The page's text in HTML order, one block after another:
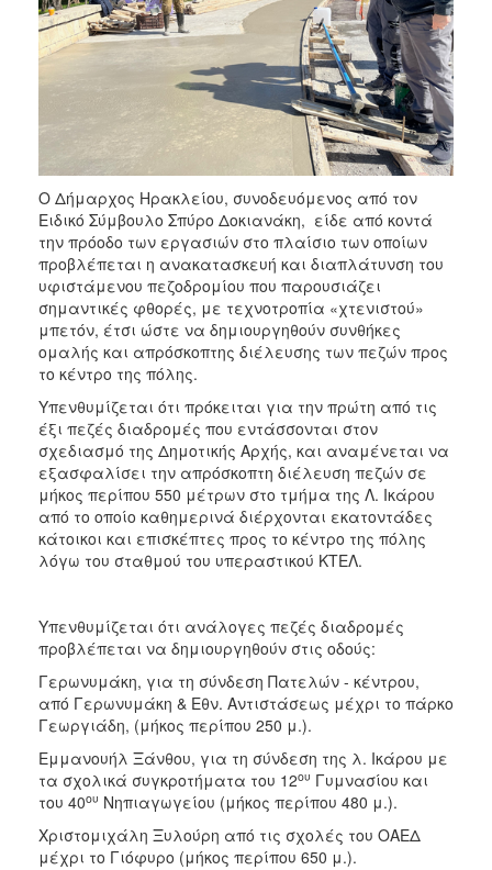
2011
2010
ΤΟΠΟΣ
ΠΟΛΙΤΙΣΜΟΣ
ΑΝΘΕΚΤΙΚΗ
ΠΟΛΗ
Ο Δήμαρχος Ηρακλείου, συνοδευόμενος από τον
Ειδικό Σύμβουλο Σπύρο Δοκιανάκη, είδε από κοντά
την πρόοδο των εργασιών στο πλαίσιο των οποίων
προβλέπεται η ανακατασκευή και διαπλάτυνση του
υφιστάμενου πεζοδρομίου που παρουσιάζει
σημαντικές φθορές, με τεχνοτροπία «χτενιστού»
μπετόν, έτσι ώστε να δημιουργηθούν συνθήκες
ομαλής και απρόσκοπτης διέλευσης των πεζών προς
το κέντρο της πόλης.
Υπενθυμίζεται ότι πρόκειται για την πρώτη από τις
έξι πεζές διαδρομές που εντάσσονται στον
σχεδιασμό της Δημοτικής Αρχής, και αναμένεται να
εξασφαλίσει την απρόσκοπτη διέλευση πεζών σε
μήκος περίπου 550 μέτρων στο τμήμα της Λ. Ικάρου
από το οποίο καθημερινά διέρχονται εκατοντάδες
κάτοικοι και επισκέπτες προς το κέντρο της πόλης
λόγω του σταθμού του υπεραστικού ΚΤΕΛ.
Υπενθυμίζεται ότι ανάλογες πεζές διαδρομές
προβλέπεται να δημιουργηθούν στις οδούς:
Γερωνυμάκη, για τη σύνδεση Πατελών - κέντρου,
από Γερωνυμάκη & Εθν. Αντιστάσεως μέχρι το πάρκο
Γεωργιάδη, (μήκος περίπου 250 μ.).
Εμμανουήλ Ξάνθου, για τη σύνδεση της λ. Ικάρου με
τα σχολικά συγκροτήματα του 12ου Γυμνασίου και
του 40ου Νηπιαγωγείου (μήκος περίπου 480 μ.).
Χριστομιχάλη Ξυλούρη από τις σχολές του ΟΑΕΔ
μέχρι το Γιόφυρο (μήκος περίπου 650 μ.).